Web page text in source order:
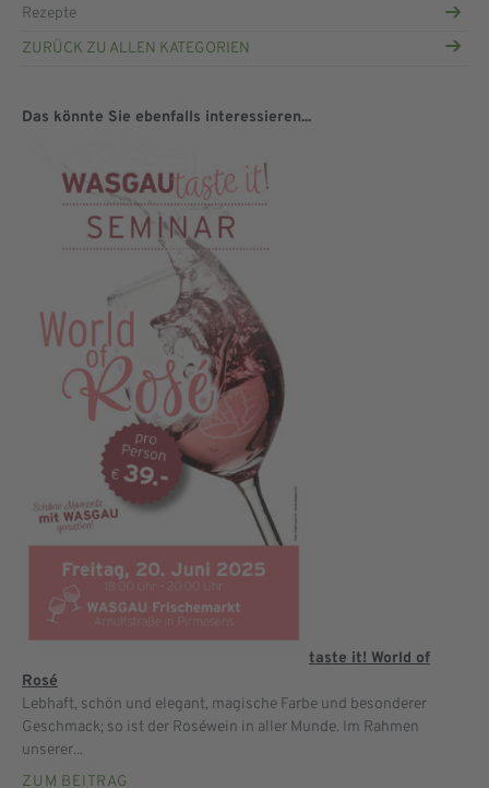
Rezepte
ZURÜCK ZU ALLEN KATEGORIEN
Das könnte Sie ebenfalls interessieren...
taste it! World of
Rosé
Lebhaft, schön und elegant, magische Farbe und besonderer
Geschmack; so ist der Roséwein in aller Munde. Im Rahmen
unserer...
ZUM BEITRAG